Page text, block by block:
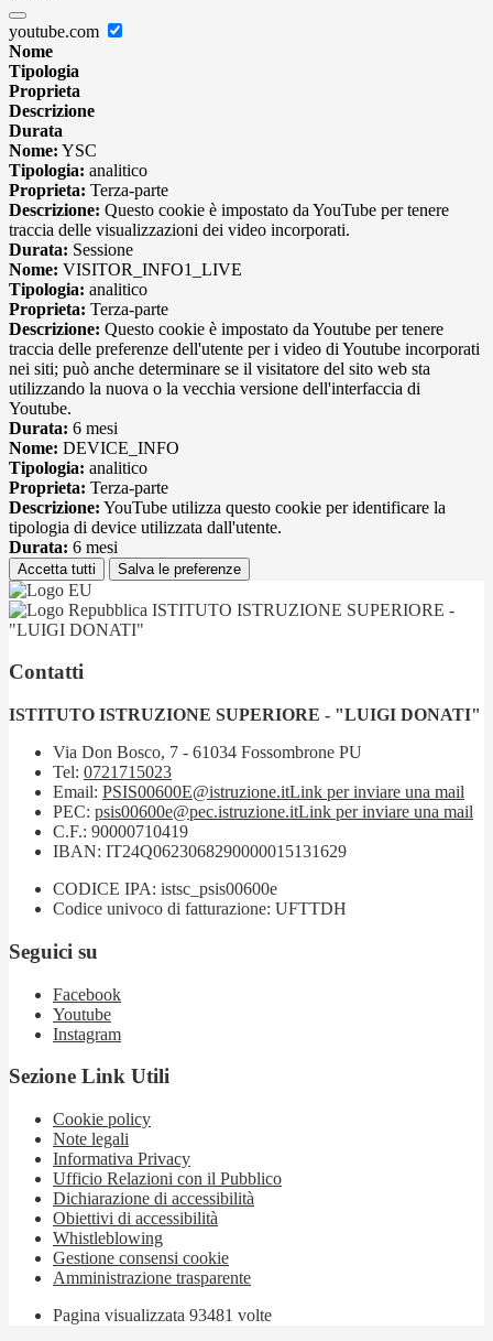
youtube.com
Nome
Tipologia
Proprieta
Descrizione
Durata
Nome: YSC
Tipologia: analitico
Proprieta: Terza-parte
Descrizione: Questo cookie è impostato da YouTube per tenere
traccia delle visualizzazioni dei video incorporati.
Durata: Sessione
Nome: VISITOR_INFO1_LIVE
Tipologia: analitico
Proprieta: Terza-parte
Descrizione: Questo cookie è impostato da Youtube per tenere
traccia delle preferenze dell'utente per i video di Youtube incorporati
nei siti; può anche determinare se il visitatore del sito web sta
utilizzando la nuova o la vecchia versione dell'interfaccia di
Youtube.
Durata: 6 mesi
Nome: DEVICE_INFO
Tipologia: analitico
Proprieta: Terza-parte
Descrizione: YouTube utilizza questo cookie per identificare la
tipologia di device utilizzata dall'utente.
Durata: 6 mesi
Accetta tutti Salva le preferenze
ISTITUTO ISTRUZIONE SUPERIORE -
"LUIGI DONATI"
Contatti
ISTITUTO ISTRUZIONE SUPERIORE - "LUIGI DONATI"
Via Don Bosco, 7 - 61034 Fossombrone PU
Tel: 0721715023
Email: PSIS00600E@istruzione.itLink per inviare una mail
PEC: psis00600e@pec.istruzione.itLink per inviare una mail
C.F.: 90000710419
IBAN: IT24Q0623068290000015131629
CODICE IPA: istsc_psis00600e
Codice univoco di fatturazione: UFTTDH
Seguici su
Facebook
Youtube
Instagram
Sezione Link Utili
Cookie policy
Note legali
Informativa Privacy
Ufficio Relazioni con il Pubblico
Dichiarazione di accessibilità
Obiettivi di accessibilità
Whistleblowing
Gestione consensi cookie
Amministrazione trasparente
Pagina visualizzata 93481 volte